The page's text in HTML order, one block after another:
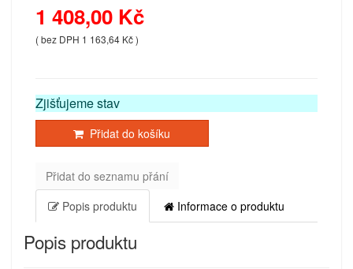
1 408,00 Kč
( bez DPH 1 163,64 Kč )
Zjišťujeme stav
Přidat do košíku
Přidat do seznamu přání
Popis produktu
Informace o produktu
Popis produktu